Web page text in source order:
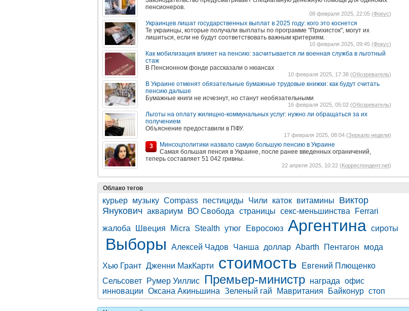
пенсионеров.
08 февраля 2025, 22:05 (Фокус)
Украинцев лишат государственных выплат в 2025 году: кого это коснется
Те украинцы, которые получали выплаты по программе "Прихисток", могут их
лишиться, если не будут соответствовать важным критериям.
10 февраля 2025, 09:45 (Фокус)
Как мобилизация влияет на пенсию: засчитывается ли военная служба в льготный
стаж
В Пенсионном фонде рассказали о нюансах
10 февраля 2025, 17:38 (Обозреватель)
В Украине отменят обязательные бумажные трудовые книжки: как будут считать
пенсию дальше
Бумажные книги не исчезнут, но станут необязательными
16 февраля 2025, 05:02 (Обозреватель)
Льготы на оплату жилищно-коммунальных услуг: нужно ли обращаться за их
получением
Объяснение предоставили в ПФУ.
17 февраля 2025, 08:04 (Зеркало недели)
3
Минсоцполитики назвало самую большую пенсию в Украине
Самая большая пенсия в Украине, после ранее введенных ограничений,
теперь составляет 51 042 гривны.
22 апреля 2025, 10:22 (Корреспондент.net)
Облако тегов
курьер музыку Compass пестициды Чили каток витамины
Виктор
Янукович аквариум ВО Свобода страницы секс-меньшинства
Ferrari
жалоба
Швеция Micra Stealth утюг Евросоюз Аргентина сироты
Выборы Алексей Чадов Чанша доллар Abarth Пентагон мода
Хью Грант Дженни МакКарти стоимость
Евгений Плющенко
Сельсовет
Румер Уиллис Премьер-министр награда офис
инновации Оксана Акиньшина Зеленый гай Мавритания Байконур стоп